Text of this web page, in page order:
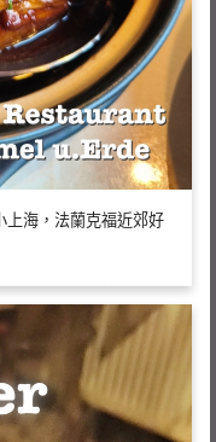
上海，法蘭克福近郊好